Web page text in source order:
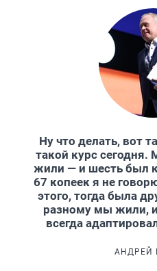
Ну что делать, вот
такой курс
жили — и шесть был
67 копеек я не
этого, тогда была
разному мы жили,
всегда
АНДРЕЙ